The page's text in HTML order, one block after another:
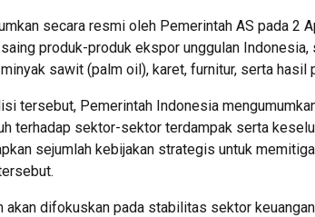
secara resmi oleh Pemerintah AS pada 2
produk-produk ekspor unggulan
sawit (palm oil), karet, furnitur, serta hasil
tersebut, Pemerintah Indonesia
terhadap sektor-sektor terdampak serta
sejumlah kebijakan strategis untuk
akan difokuskan pada stabilitas sektor